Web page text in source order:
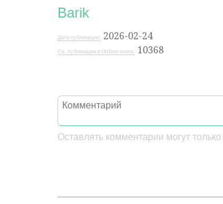
Barik
Дата публикации: 2026-02-24
Св. публикации в Online-книги: 10368
Оставлять комментарии могут только